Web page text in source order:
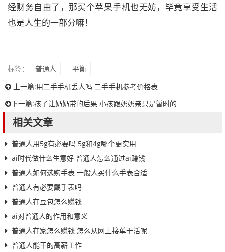
经财务自由了，那买个苹果手机也无妨，毕竟享受生活
也是人生的一部分嘛！
标签： 普通人
平衡
上一篇:用二手手机丢人吗 二手手机参考价格表
下一篇:孩子让奶奶带的后果 小孩跟奶奶亲只是暂时的
相关文章
普通人用5g有必要吗 5g和4g哪个更实用
ai时代做什么生意好 普通人怎么通过ai赚钱
普通人如何选购手表 一般人买什么手表合适
普通人有必要戴手表吗
普通人在豆包怎么赚钱
ai对普通人的作用和意义
普通人在家怎么赚钱 怎么从网上接单干活呢
普通人能干的高薪工作